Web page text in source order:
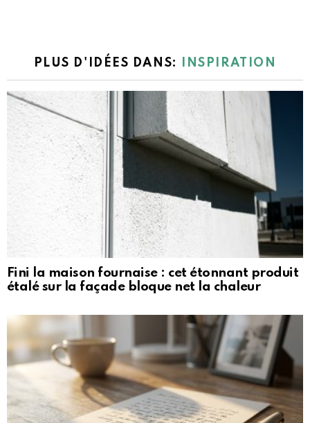
PLUS D'IDÉES DANS: INSPIRATION
Fini la maison fournaise : cet étonnant produit
étalé sur la façade bloque net la chaleur